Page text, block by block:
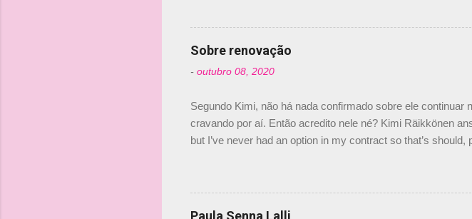
dirigente foi taxativo ao declarar que o
verdade, nós recebemos uma oferta de
Senna, não podemos ter dois
Sobre renovação
- outubro 08, 2020
Segundo Kimi, não há nada confirmado sobre ele
cravando por aí. Então acredito nele né? Kimi Räikkönen
but I’ve never had an option in my contract so that’s
falando sobre o fato do Iceman estar há tantos anos na
@RGrosjean ! #EifelGP 🇩🇪 #F1 pic.twitter.com/
Paula Senna Lalli